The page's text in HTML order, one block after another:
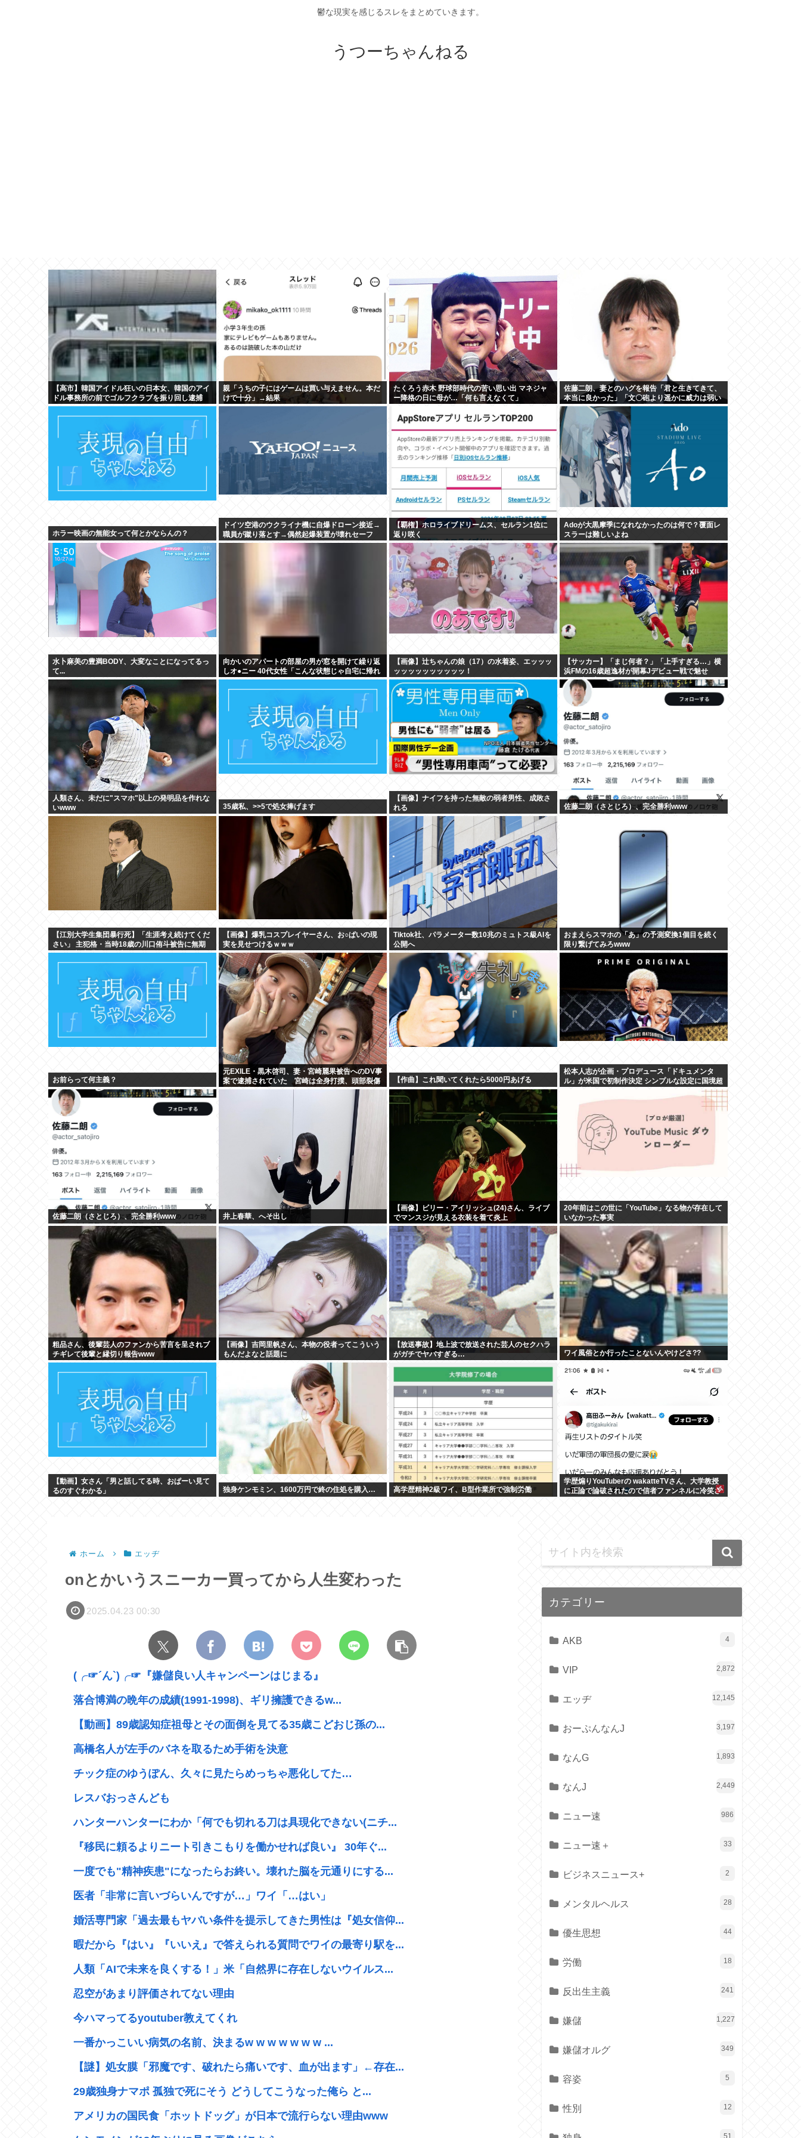
鬱な現実を感じるスレをまとめていきます。
うつーちゃんねる
【高市】韓国アイドル狂いの日本女、韓国のアイ
ドル事務所の前でゴルフクラブを振り回し逮捕
親「うちの子にはゲームは買い与えません。本だ
けで十分」→結果
たくろう赤木 野球部時代の苦い思い出 マネジャ
ー降格の日に母が…「何も言えなくて」
佐藤二朗、妻とのハグを報告「君と生きてきて、
本当に良かった」「文〇砲より遥かに威力は弱い
が、僕のノロケ砲をお見舞いする」
ホラー映画の無能女って何とかならんの？
ドイツ空港のウクライナ機に自爆ドローン接近→
職員が蹴り落とす→偶然起爆装置が壊れセーフ
【覇権】ホロライブドリームス、セルラン1位に
返り咲く
WIWIWIWIWIWIWIWIWIWIWIWIWIWIWIWIWIWI
Adoが大黒摩季になれなかったのは何で？覆面レ
スラーは難しいよね
水卜麻美の豊満BODY、大変なことになってるっ
て...
向かいのアパートの部屋の男が窓を開けて繰り返
しオ●ニー 40代女性「こんな状態じゃ自宅に帰れ
ない」
【画像】辻ちゃんの娘（17）の水着姿、エッッッ
ッッッッッッッッッッ！
【サッカー】「まじ何者？」「上手すぎる…」横
浜FMの16歳超逸材が開幕Jデビュー戦で魅せ
た”衝撃プレー”にSNS騒然！「すごい才能」
人類さん、未だに"スマホ"以上の発明品を作れな
いwww
35歳私、>>5で処女捧げます
【画像】ナイフを持った無敵の弱者男性、成敗さ
れる
佐藤二朗（さとじろ）、完全勝利www
【江別大学生集団暴行死】「生涯考え続けてくだ
さい」 主犯格・当時18歳の川口侑斗被告に無期
懲役の判決「理不尽以外の何ものでもない」
【画像】爆乳コスプレイヤーさん、お○ぱいの現
実を見せつけるｗｗｗ
Tiktok社、パラメーター数10兆のミュトス級AIを
公開へ
おまえらスマホの「あ」の予測変換1個目を続く
限り繋げてみろwww
お前らって何主義？
元EXILE・黒木啓司、妻・宮崎麗果被告へのDV事
案で逮捕されていた 宮崎は全身打撲、頭部裂傷
及び打撲の怪我
【作曲】これ聞いてくれたら5000円あげる
松本人志が企画・プロデュース「ドキュメンタ
ル」が米国で初制作決定 シンプルな設定に国境超
佐藤二朗（さとじろ）、完全勝利www 井上春華、へそ出し
【画像】ビリー・アイリッシュ(24)さん、ライブ
でマンスジが見える衣装を着て炎上
20年前はこの世に「YouTube」なる物が存在して
いなかった事実
粗品さん、後輩芸人のファンから苦言を呈されブ
チギレて後輩と縁切り報告www
【画像】吉岡里帆さん、本物の役者ってこういう
もんだよなと話題に
【放送事故】地上波で放送された芸人のセクハラ
がガチでヤバすぎる…
ワイ風俗とか行ったことないんやけどさ??
【動画】女さん「男と話してる時、おぱーい見て
るのすぐわかる」
独身ケンモミン、1600万円で終の住処を購入… 高学歴精神2級ワイ、B型作業所で強制労働
学歴煽りYouTuberの wakatteTVさん、大学教授
に正論で論破されたので信者ファンネルに冷笑さ
ホーム エッヂ
onとかいうスニーカー買ってから人生変わった
2025.04.23 00:30
(╭☞´ん`)╭☞『嫌儲良い人キャンペーンはじまる』
落合博満の晩年の成績(1991-1998)、ギリ擁護できるw...
【動画】89歳認知症祖母とその面倒を見てる35歳こどおじ孫の...
高橋名人が左手のバネを取るため手術を決意
チック症のゆうぽん、久々に見たらめっちゃ悪化してた…
レスバおっさんども
ハンターハンターにわか「何でも切れる刀は具現化できない(ニチ...
『移民に頼るよりニート引きこもりを働かせれば良い』 30年ぐ...
一度でも"精神疾患"になったらお終い。壊れた脳を元通りにする...
医者「非常に言いづらいんですが…」ワイ「…はい」
婚活専門家「過去最もヤバい条件を提示してきた男性は『処女信仰...
暇だから『はい』『いいえ』で答えられる質問でワイの最寄り駅を...
人類「AIで未来を良くする！」米「自然界に存在しないウイルス...
忍空があまり評価されてない理由
今ハマってるyoutuber教えてくれ
一番かっこいい病気の名前、決まるw w w w w w w ...
【謎】処女膜「邪魔です、破れたら痛いです、血が出ます」←存在...
29歳独身ナマポ 孤独で死にそう どうしてこうなった俺ら と...
アメリカの国民食「ホットドッグ」が日本で流行らない理由www
カテゴリー
AKB 4
VIP 2,872
エッヂ 12,145
おーぷんなんJ 3,197
なんG 1,893
なんJ 2,449
ニュー速 986
ニュー速＋ 33
ビジネスニュース+ 2
メンタルヘルス 28
優生思想 44
労働 18
反出生主義 241
嫌儲 1,227
嫌儲オルグ 349
容姿 5
性別 12
51